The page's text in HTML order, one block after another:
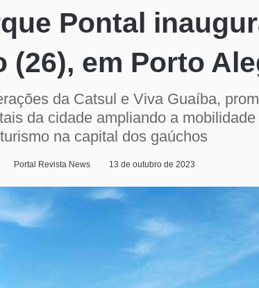
Pontal
(26), em Porto
da Catsul e Viva Guaíba,
da cidade ampliando a
turismo na capital dos gaúchos
Portal Revista News 13 de outubro de 2023